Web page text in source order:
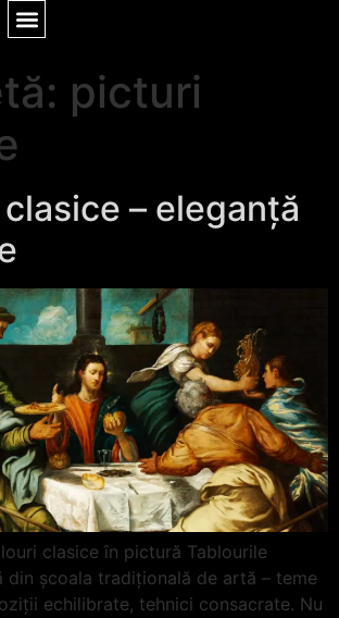
picturi
– eleganță
clasice în pictură Tablourile
din școala tradițională de artă – teme
echilibrate, tehnici consacrate. Nu